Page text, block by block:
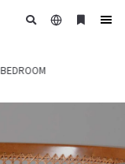
BEDROOM
日
ブ
ー